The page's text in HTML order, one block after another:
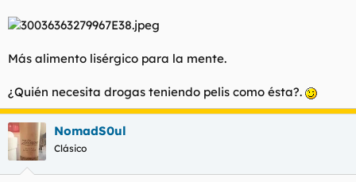
Más alimento lisérgico para la mente.
¿Quién necesita drogas teniendo pelis como ésta?.
NomadS0ul
Clásico